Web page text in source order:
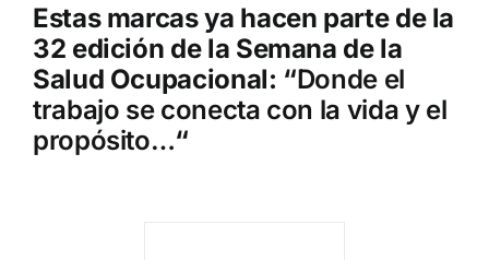
Estas marcas ya hacen parte de la
32 edición de la Semana de la
Salud Ocupacional: “Donde el
trabajo se conecta con la vida y el
propósito…“